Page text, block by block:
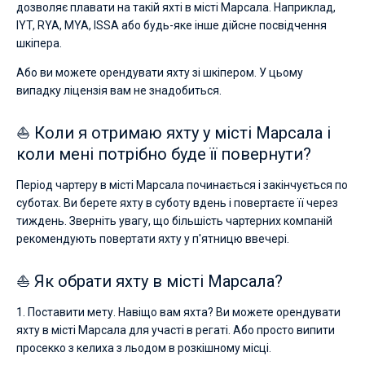
дозволяє плавати на такій яхті в місті Марсала. Наприклад,
IYT, RYA, MYA, ISSA або будь-яке інше дійсне посвідчення
шкіпера.
Або ви можете орендувати яхту зі шкіпером. У цьому
випадку ліцензія вам не знадобиться.
⛵ Коли я отримаю яхту у місті Марсала і
коли мені потрібно буде її повернути?
Період чартеру в місті Марсала починається і закінчується по
суботах. Ви берете яхту в суботу вдень і повертаєте її через
тиждень. Зверніть увагу, що більшість чартерних компаній
рекомендують повертати яхту у п'ятницю ввечері.
⛵ Як обрати яхту в місті Марсала?
1. Поставити мету. Навіщо вам яхта? Ви можете орендувати
яхту в місті Марсала для участі в регаті. Або просто випити
просекко з келиха з льодом в розкішному місці.